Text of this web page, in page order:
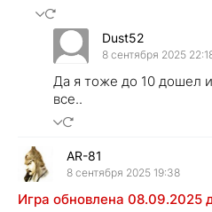
Dust52
8 сентября 2025
Да я тоже до 10 дошел
все..
AR-81
8 сентября 2025 19:38
Игра обновлена 08.09.2025